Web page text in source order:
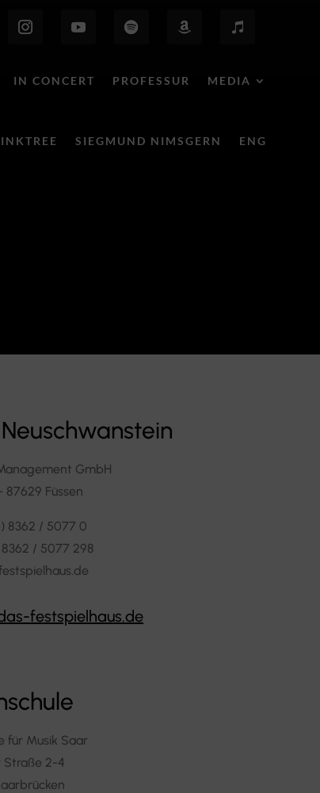
IN CONCERT PROFESSUR MEDIA
SIEGMUND NIMSGERN ENG
GmbH
87629 Füssen
8362 / 5077 0
/ 5077 298
festspielhaus.de
für Musik Saar
Straße 2-4